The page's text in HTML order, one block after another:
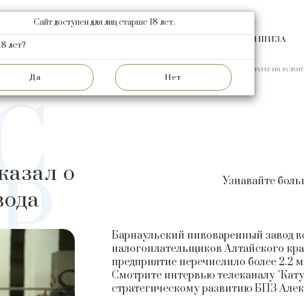
НОВОСТИ ФРАНШИЗА
​АЛЕКСАНДР ЛОКТЕВ РАССКАЗАЛ О СТРАТЕГИИ
о
Узнавайте
Барнаульский пивоваренный завод
налогоплательщиков Алтайского
предприятие перечислило более 2.2
Смотрите интервью телеканалу
стратегическому развитию БПЗ
Сайт доступен для лиц старше 18 лет.
лет?